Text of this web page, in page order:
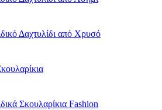
Δαχτυλίδι από Χρυσό
Σκουλαρίκια Fashion